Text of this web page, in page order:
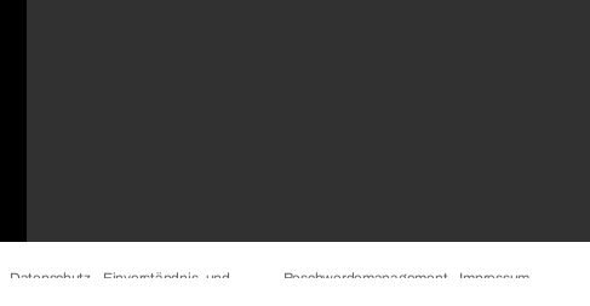
Datenschutz
Einverständnis- und
Beschwerdemanagement Impressum